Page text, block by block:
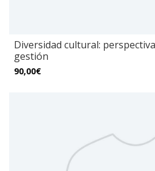
Diversidad cultural:
gestión
90,00€